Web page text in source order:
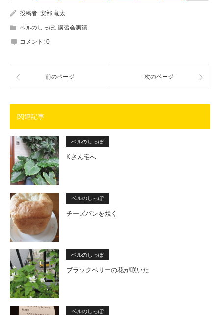
投稿者: 安部 竜太
ベルのしっぽ, 講習会実績
コメント: 0
前のページ 次のページ
関連記事
ベルのしっぽ
Kさん宅へ
ベルのしっぽ
チーズパンを焼く
ベルのしっぽ
ブラックベリーの花が咲いた
ベルのしっぽ